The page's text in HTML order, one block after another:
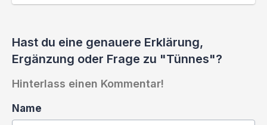
Hast du eine genauere Erklärung,
Ergänzung oder Frage zu "Tünnes"?
Hinterlass einen Kommentar!
Name